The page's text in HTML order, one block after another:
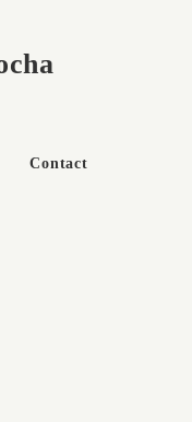
Contact